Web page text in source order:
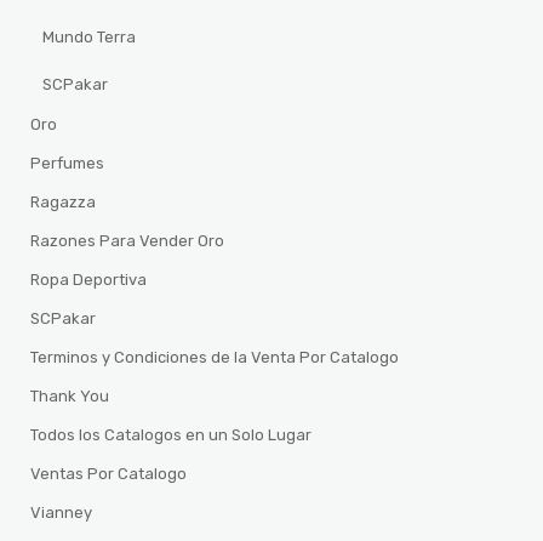
Mundo Terra
SCPakar
Oro
Perfumes
Ragazza
Razones Para Vender Oro
Ropa Deportiva
SCPakar
Terminos y Condiciones de la Venta Por Catalogo
Thank You
Todos los Catalogos en un Solo Lugar
Ventas Por Catalogo
Vianney